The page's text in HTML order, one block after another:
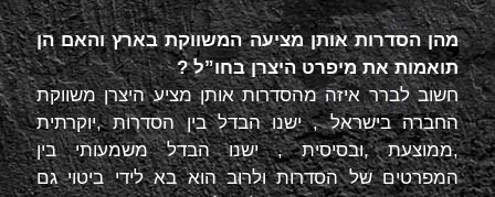
מהן הסדרות אותן מציעה המשווקת בארץ והאם הן
תואמות את מיפרט היצרן בחו”ל ?
חשוב לברר איזה מהסדרות אותן מציע היצרן משווקת
החברה בישראל , ישנו הבדל בין הסדרות ,יוקרתית
,ממוצעת ,ובסיסית , ישנו הבדל משמעותי בין
המפרטים של הסדרות ולרוב הוא בא לידי ביטוי גם